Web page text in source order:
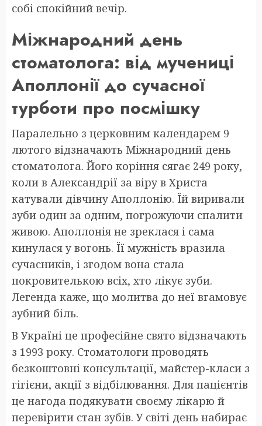
собі спокійний вечір.
Міжнародний день
стоматолога: від мучениці
Аполлонії до сучасної
турботи про посмішку
Паралельно з церковним календарем 9
лютого відзначають Міжнародний день
стоматолога. Його коріння сягає 249 року,
коли в Александрії за віру в Христа
катували дівчину Аполлонію. Їй виривали
зуби один за одним, погрожуючи спалити
живою. Аполлонія не зреклася і сама
кинулася у вогонь. Її мужність вразила
сучасників, і згодом вона стала
покровителькою всіх, хто лікує зуби.
Легенда каже, що молитва до неї вгамовує
зубний біль.
В Україні це професійне свято відзначають
з 1993 року. Стоматологи проводять
безкоштовні консультації, майстер-класи з
гігієни, акції з відбілювання. Для пацієнтів
це нагода подякувати своєму лікарю й
перевірити стан зубів. У світі день набирає